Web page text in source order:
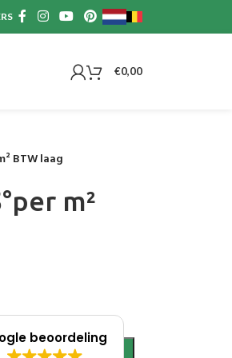
€0,00
BTW laag
m²
beoordeling